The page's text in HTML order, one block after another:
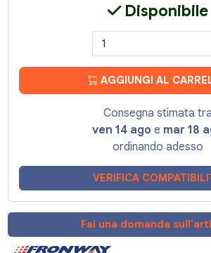
Disponibile
AGGIUNGI AL
Consegna stimata tra
ven 14 ago e mar 18
ordinando adesso
VERIFICA
Fai una domanda